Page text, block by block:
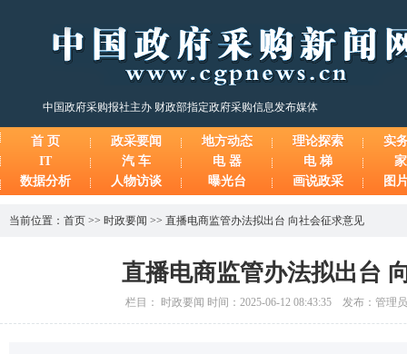
中国政府采购报社主办 财政部指定政府采购信息发布媒体
首 页 政采要闻 地方动态 理论探索
实
IT
汽 车 电 器 电 梯
数据分析
人物访谈 曝光台 画说政采 图
当前位置： 首页 >> 时政要闻 >> 直播电商监管办法拟出台 向社会征求意见
直播电商监管办法拟出台
栏目： 时政要闻 时间：2025-06-12 08:43:35 发布：管理